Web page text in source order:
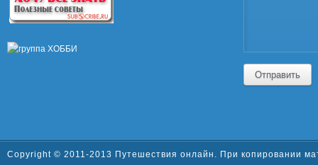
Отправить
Copyright © 2011-2013 Путешествия онлайн. При копировании